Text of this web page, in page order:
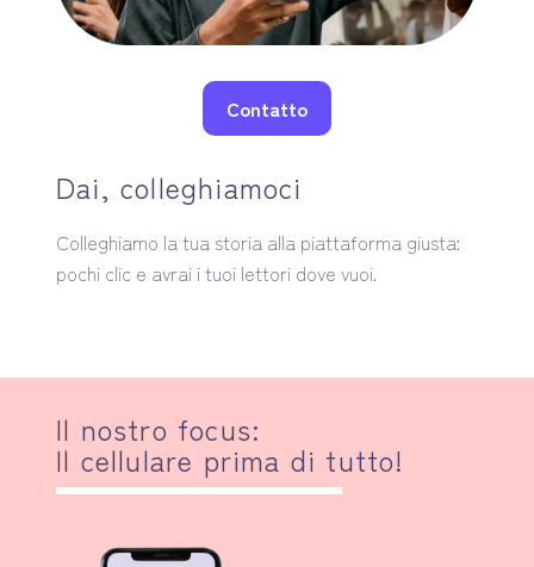
Contatto
Dai, colleghiamoci
Colleghiamo la tua storia alla piattaforma giusta:
pochi clic e avrai i tuoi lettori dove vuoi.
Il nostro focus:
Il cellulare prima di tutto!